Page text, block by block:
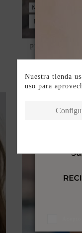
NUEVO
DISPONIBLE
PENDIENTES
DE
Nuestra tienda
uso para